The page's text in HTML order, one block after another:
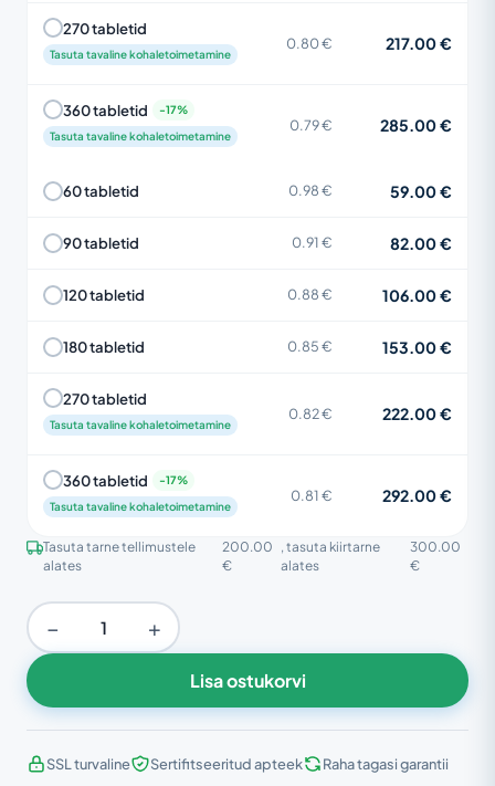
270 tabletid
Tasuta tavaline kohaletoimetamine
0.80 € 217.00 €
360 tabletid
Tasuta tavaline kohaletoimetamine
0.79 € 285.00 €
60 tabletid 0.98 € 59.00 €
90 tabletid 0.91 € 82.00 €
120 tabletid 0.88 € 106.00 €
180 tabletid 0.85 € 153.00 €
270 tabletid
Tasuta tavaline kohaletoimetamine
0.82 € 222.00 €
360 tabletid
Tasuta tavaline kohaletoimetamine
0.81 € 292.00 €
Tasuta tarne tellimustele
alates
200.00
€
, tasuta kiirtarne
alates
300.00
€
− +
Lisa ostukorvi
SSL turvaline Sertifitseeritud apteek Raha tagasi garantii